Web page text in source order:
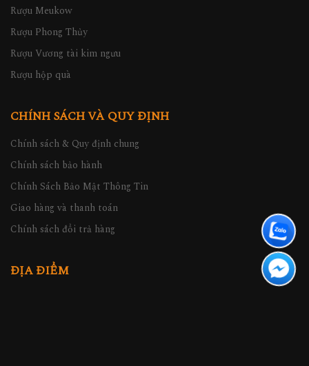
Rượu Meukow
Rượu Phong Thủy
Rượu Vương tài kim ngưu
Rượu hộp quà
CHÍNH SÁCH VÀ QUY ĐỊNH
Chính sách & Quy định chung
Chính sách bảo hành
Chính Sách Bảo Mật Thông Tin
Giao hàng và thanh toán
Chính sách đổi trả hàng
ĐỊA ĐIỂM